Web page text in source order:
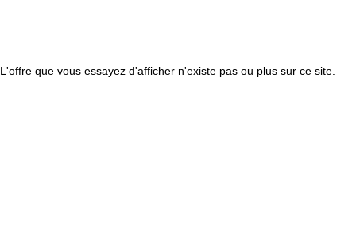
L'offre que vous essayez d'afficher n'existe pas ou plus sur ce site.